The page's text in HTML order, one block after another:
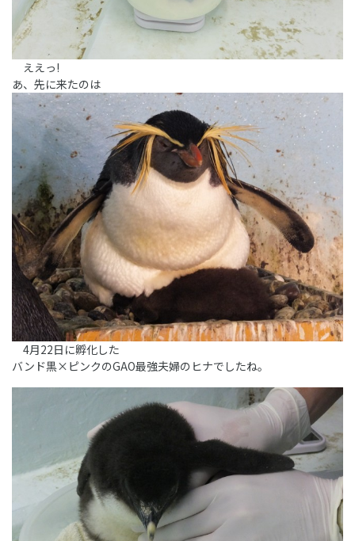
ええっ!
あ、先に来たのは
4月22日に孵化した
バンド黒×ピンクのGAO最強夫婦のヒナでしたね。